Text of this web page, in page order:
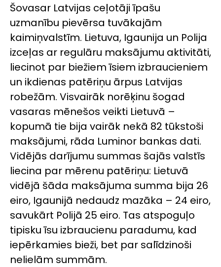
Šovasar Latvijas ceļotāji īpašu
uzmanību pievērsa tuvākajām
kaimiņvalstīm. Lietuva, Igaunija un Polija
izceļas ar regulāru maksājumu aktivitāti,
liecinot par biežiem īsiem izbraucieniem
un ikdienas patēriņu ārpus Latvijas
robežām. Visvairāk norēķinu šogad
vasaras mēnešos veikti Lietuvā –
kopumā tie bija vairāk nekā 82 tūkstoši
maksājumi, rāda Luminor bankas dati.
Vidējās darījumu summas šajās valstīs
liecina par mērenu patēriņu: Lietuvā
vidējā šāda maksājuma summa bija 26
eiro, Igaunijā nedaudz mazāka – 24 eiro,
savukārt Polijā 25 eiro. Tas atspoguļo
tipisku īsu izbraucienu paradumu, kad
iepērkamies bieži, bet par salīdzinoši
nelielām summām.